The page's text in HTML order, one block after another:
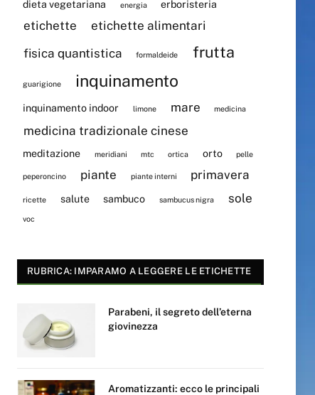
dieta vegetariana energia erboristeria
etichette
etichette alimentari
fisica quantistica
formaldeide frutta
guarigione inquinamento
inquinamento indoor limone mare medicina
medicina tradizionale cinese
meditazione meridiani mtc ortica orto pelle
peperoncino piante piante interni primavera
ricette salute sambuco sambucus nigra sole
voc
RUBRICA: IMPARAMO A LEGGERE LE ETICHETTE
Parabeni, il segreto dell’eterna
giovinezza
Aromatizzanti: ecco le principali